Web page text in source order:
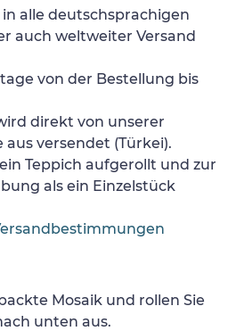
alle deutschsprachigen
auch weltweiter Versand
von der Bestellung bis
direkt von unserer
versendet (Türkei).
Teppich aufgerollt und zur
als ein Einzelstück
Mosaik und rollen Sie
unten aus.